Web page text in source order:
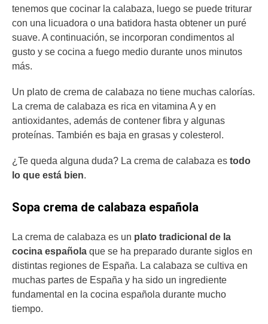
tenemos que cocinar la calabaza, luego se puede triturar
con una licuadora o una batidora hasta obtener un puré
suave. A continuación, se incorporan condimentos al
gusto y se cocina a fuego medio durante unos minutos
más.
Un plato de crema de calabaza no tiene muchas calorías.
La crema de calabaza es rica en vitamina A y en
antioxidantes, además de contener fibra y algunas
proteínas. También es baja en grasas y colesterol.
¿Te queda alguna duda? La crema de calabaza es todo
lo que está bien.
Sopa crema de calabaza española
La crema de calabaza es un plato tradicional de la
cocina española que se ha preparado durante siglos en
distintas regiones de España. La calabaza se cultiva en
muchas partes de España y ha sido un ingrediente
fundamental en la cocina española durante mucho
tiempo.